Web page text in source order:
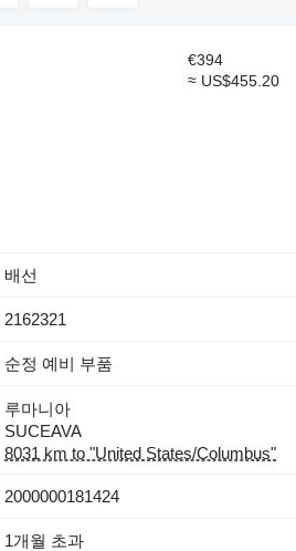
€394
≈ US$455.20
배선
2162321
순정 예비 부품
루마니아
SUCEAVA
8031 km to "United States/Columbus"
2000000181424
1개월 초과